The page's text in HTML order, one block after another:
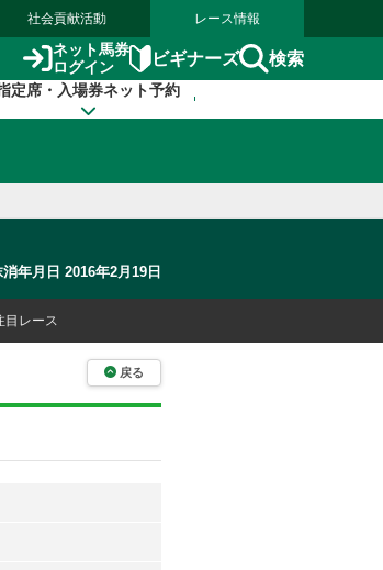
社会貢献活動 レース情報
ネット馬券
ログイン
ビギナーズ 検索
定席・入場券ネット予約
消年月日 2016年2月19日
目レース
戻る